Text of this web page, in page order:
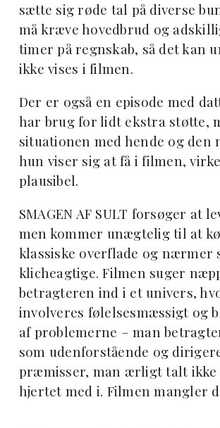
sætte sig røde tal på diverse
må kræve hovedbrud og
timer på regnskab, så det kan
ikke vises i filmen.
Der er også en episode med
har brug for lidt ekstra støtte,
situationen med hende og den
hun viser sig at få i filmen,
plausibel.
SMAGEN AF SULT forsøger at
men kommer unægtelig til at
klassiske overflade og nærmer
klicheagtige. Filmen suger
betragteren ind i et univers,
involveres følelsesmæssigt og
af problemerne – man
som udenforstående og
præmisser, man ærligt talt
hjertet med i. Filmen mangler